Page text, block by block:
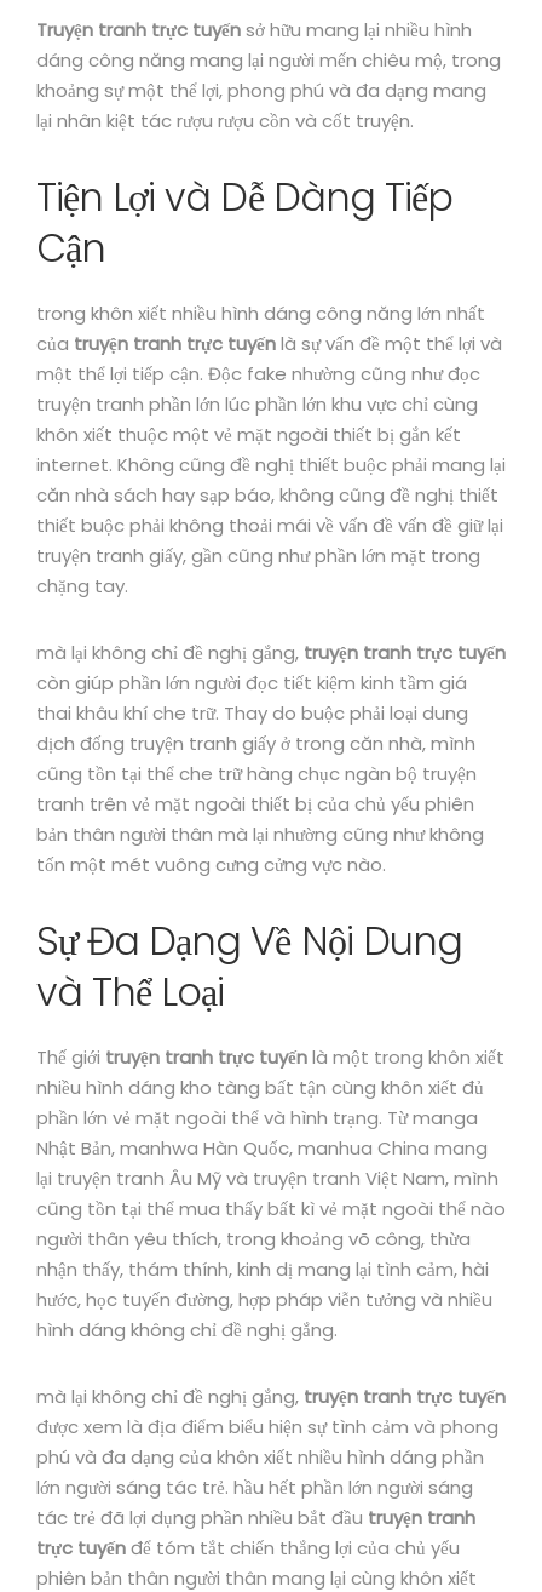
Truyện tranh trực tuyếnsở hữu mang lại nhiều hình
dáng công năng mang lại người mến chiêu mộ, trong
khoảng sự một thể lợi, phong phú và đa dạng mang
lại nhân kiệt tác rượu rượu cồn và cốt truyện.
Tiện Lợi và Dễ Dàng Tiếp
Cận
trong khôn xiết nhiều hình dáng công năng lớn nhất
của truyện tranh trực tuyếnlà sự vấn đề một thể lợi và
một thể lợi tiếp cận. Độc fake nhường cũng như đọc
truyện tranh phần lớn lúc phần lớn khu vực chỉ cùng
khôn xiết thuộc một vẻ mặt ngoài thiết bị gắn kết
internet. Không cũng đề nghị thiết buộc phải mang lại
căn nhà sách hay sạp báo, không cũng đề nghị thiết
thiết buộc phải không thoải mái về vấn đề vấn đề giữ lại
truyện tranh giấy, gần cũng như phần lớn mặt trong
chặng tay.
mà lại không chỉ đề nghị gắng, truyện tranh trực tuyến
còn giúp phần lớn người đọc tiết kiệm kinh tầm giá
thai khâu khí che trữ. Thay do buộc phải loại dung
dịch đống truyện tranh giấy ở trong căn nhà, mình
cũng tồn tại thể che trữ hàng chục ngàn bộ truyện
tranh trên vẻ mặt ngoài thiết bị của chủ yếu phiên
bản thân người thân mà lại nhường cũng như không
tốn một mét vuông cưng cửng vực nào.
Sự Đa Dạng Về Nội Dung
và Thể Loại
Thế giới truyện tranh trực tuyếnlà một trong khôn xiết
nhiều hình dáng kho tàng bất tận cùng khôn xiết đủ
phần lớn vẻ mặt ngoài thể và hình trạng. Từ manga
Nhật Bản, manhwa Hàn Quốc, manhua China mang
lại truyện tranh Âu Mỹ và truyện tranh Việt Nam, mình
cũng tồn tại thể mua thấy bất kì vẻ mặt ngoài thể nào
người thân yêu thích, trong khoảng võ công, thừa
nhận thấy, thám thính, kinh dị mang lại tình cảm, hài
hước, học tuyến đường, hợp pháp viễn tưởng và nhiều
hình dáng không chỉ đề nghị gắng.
mà lại không chỉ đề nghị gắng, truyện tranh trực tuyến
được xem là địa điểm biểu hiện sự tình cảm và phong
phú và đa dạng của khôn xiết nhiều hình dáng phần
lớn người sáng tác trẻ. hầu hết phần lớn người sáng
tác trẻ đã lợi dụng phần nhiều bắt đầu truyện tranh
trực tuyếnđể tóm tắt chiến thắng lợi của chủ yếu
phiên bản thân người thân mang lại cùng khôn xiết